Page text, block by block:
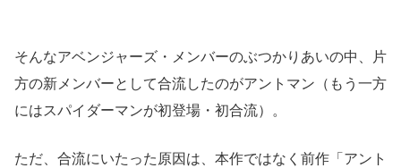
そんなアベンジャーズ・メンバーのぶつかりあいの中、片
方の新メンバーとして合流したのがアントマン（もう一方
にはスパイダーマンが初登場・初合流）。
ただ、合流にいたった原因は、本作ではなく前作「アント